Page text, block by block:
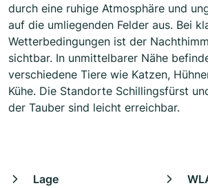
durch eine ruhige Atmosphäre und
auf die umliegenden Felder aus. Bei
Wetterbedingungen ist der
sichtbar. In unmittelbarer Nähe
verschiedene Tiere wie Katzen,
Kühe. Die Standorte Schillingsfürst
der Tauber sind leicht erreichbar.
Lage